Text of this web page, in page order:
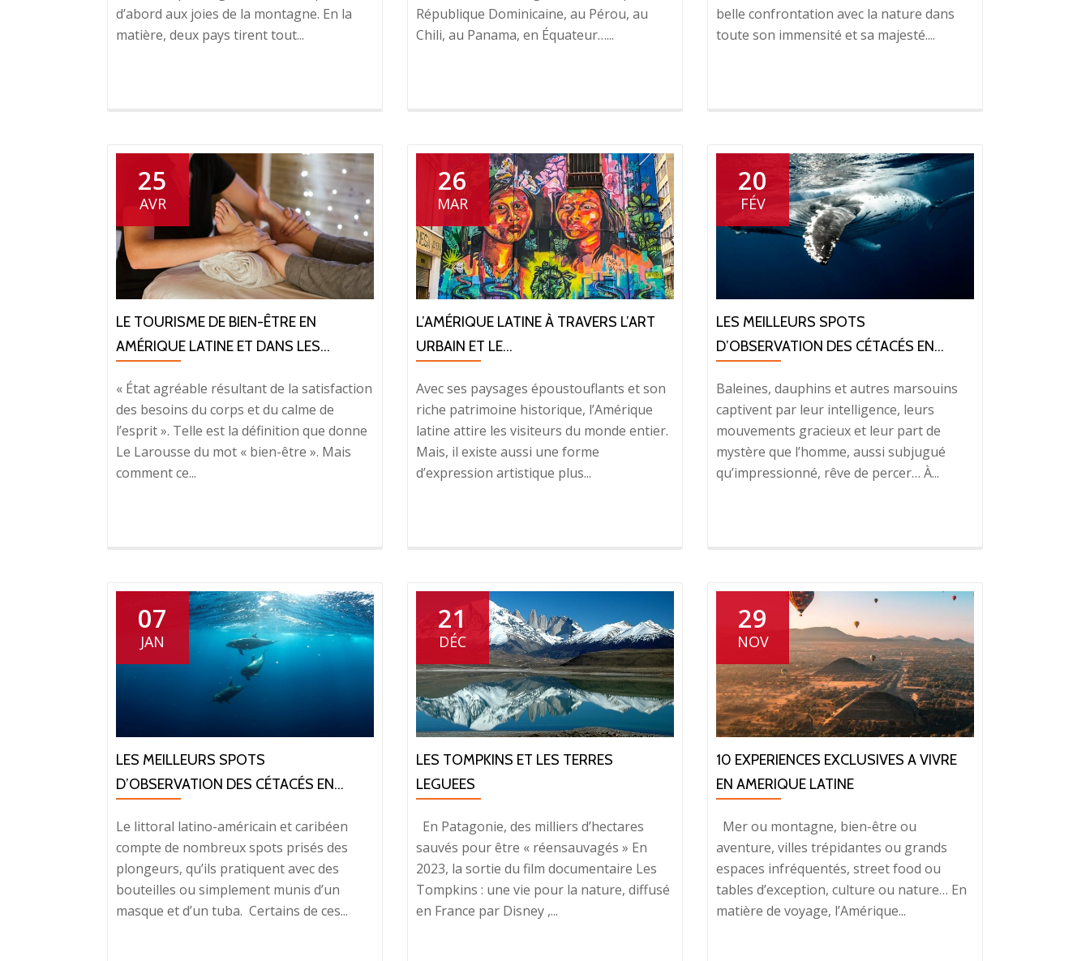
d’abord aux joies de la montagne. En la
matière, deux pays tirent tout...
République Dominicaine, au Pérou, au
Chili, au Panama, en Équateur…...
belle confrontation avec la nature dans
toute son immensité et sa majesté....
25
AVR
LE TOURISME DE BIEN-ÊTRE EN
AMÉRIQUE LATINE ET DANS LES...
« État agréable résultant de la satisfaction
des besoins du corps et du calme de
l’esprit ». Telle est la définition que donne
Le Larousse du mot « bien-être ». Mais
comment ce...
26
MAR
L’AMÉRIQUE LATINE À TRAVERS L’ART
URBAIN ET LE...
Avec ses paysages époustouflants et son
riche patrimoine historique, l’Amérique
latine attire les visiteurs du monde entier.
Mais, il existe aussi une forme
d’expression artistique plus...
20
FÉV
LES MEILLEURS SPOTS
D’OBSERVATION DES CÉTACÉS EN...
Baleines, dauphins et autres marsouins
captivent par leur intelligence, leurs
mouvements gracieux et leur part de
mystère que l’homme, aussi subjugué
qu’impressionné, rêve de percer… À...
07
JAN
LES MEILLEURS SPOTS
D’OBSERVATION DES CÉTACÉS EN...
Le littoral latino-américain et caribéen
compte de nombreux spots prisés des
plongeurs, qu’ils pratiquent avec des
bouteilles ou simplement munis d’un
masque et d’un tuba. Certains de ces...
21
DÉC
LES TOMPKINS ET LES TERRES
LEGUEES
En Patagonie, des milliers d’hectares
sauvés pour être « réensauvagés » En
2023, la sortie du film documentaire Les
Tompkins : une vie pour la nature, diffusé
en France par Disney ,...
29
NOV
10 EXPERIENCES EXCLUSIVES A VIVRE
EN AMERIQUE LATINE
Mer ou montagne, bien-être ou
aventure, villes trépidantes ou grands
espaces infréquentés, street food ou
tables d’exception, culture ou nature… En
matière de voyage, l’Amérique...